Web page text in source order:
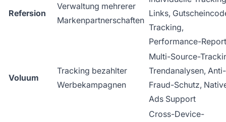
Refersion
Verwaltung mehrerer
Markenpartnerschaften
Links,
Tracking,
Performance-
Voluum
Tracking bezahlter
Werbekampagnen
Multi-Source-
Trendanalysen, Anti-
Fraud-Schutz,
Ads Support
Cross-Device-